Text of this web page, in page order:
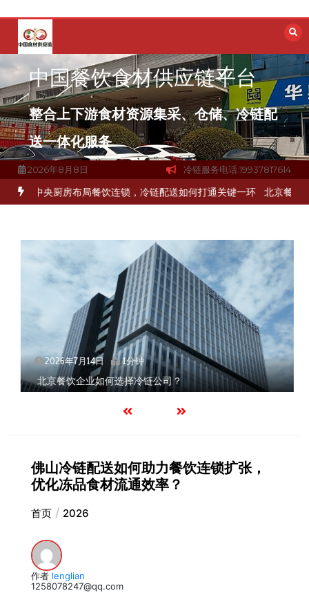
容
中国餐饮食材供应链平台
整合上下游食材资源集采、仓储、冷链配
送一体化服务
2026年8月8日 冷链服务电话:19937817614
品食材流通难题？ 杭州中央厨房布局餐饮连锁，冷链配送如何打通关
2026年7月14日 1分钟
北京餐饮企业如何选择冷链公司？
佛山冷链配送如何助力餐饮连锁扩张，
优化冻品食材流通效率？
首页 2026
作者 lenglian
1258078247@qq.com